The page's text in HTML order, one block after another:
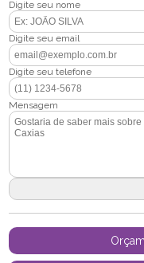
Digite seu nome
Digite seu email
Digite seu telefone
Mensagem